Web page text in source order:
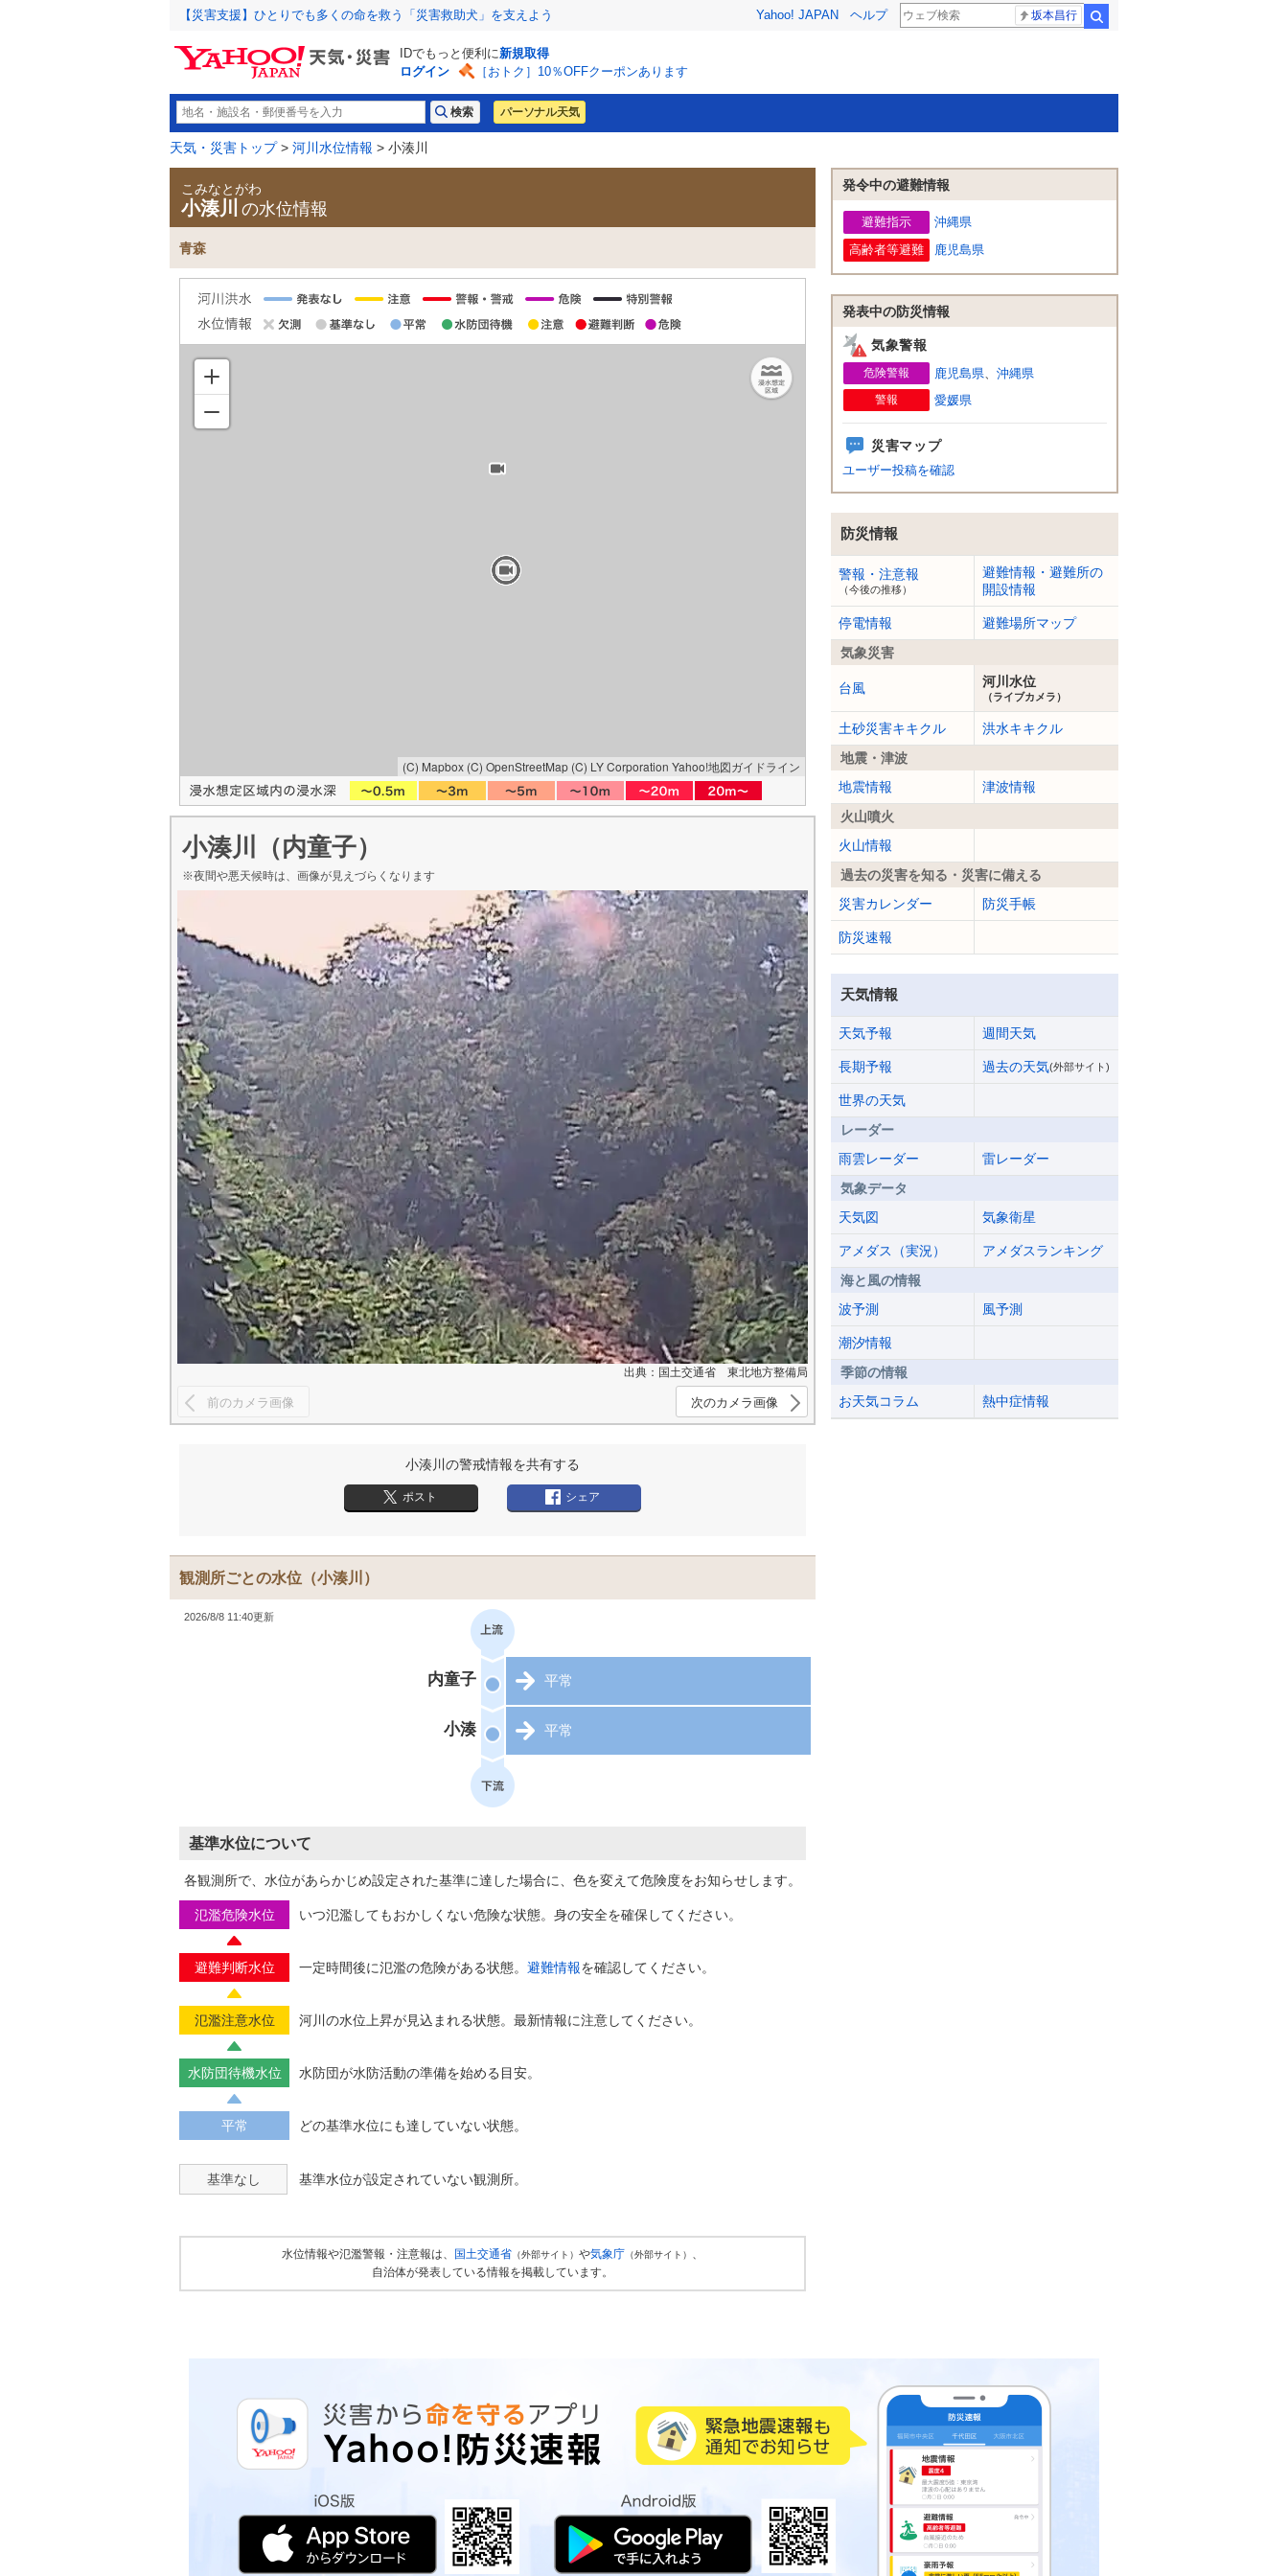
【災害支援】ひとりでも多くの命を救う「災害救助犬」を支えよう Yahoo! JAPAN ヘルプ 坂本昌行
IDでもっと便利に新規取得
ログイン
［おトク］10％OFFクーポンあります
パーソナル天気
天気・災害トップ> 河川水位情報 > 小湊川
こみなとがわ
小湊川 の水位情報
青森
(C) Mapbox (C) OpenStreetMap (C) LY Corporation Yahoo!地図ガイドライン
小湊川（内童子）
※夜間や悪天候時は、 画像が見えづらくなります
出典：国土交通省 東北地方整備局
前のカメラ画像 次のカメラ画像
小湊川の警戒情報を共有する
ポスト シェア
観測所ごとの水位 （小湊川）
2026/8/8 11:40更新
内童子 平常
小湊 平常
基準水位について
各観測所で、水位があらかじめ設定された基準に達した場合に、色を変えて危険度をお知らせします。
氾濫危険水位 いつ氾濫してもおかしくない危険な状態。身の安全を確保してください。
避難判断水位 一定時間後に氾濫の危険がある状態。 避難情報を確認してください。
氾濫注意水位 河川の水位上昇が見込まれる状態。最新情報に注意してください。
水防団待機水位 水防団が水防活動の準備を始める目安。
平常 どの基準水位にも達していない状態。
基準なし 基準水位が設定されていない観測所。
水位情報や氾濫警報・注意報は、 国土交通省 （外部サイト） や気象庁 （外部サイト）
自治体が発表している情報を掲載しています。
発令中の避難情報
避難指示
沖縄県
高齢者等避難
鹿児島県
発表中の防災情報
気象警報
危険警報 鹿児島県、 沖縄県
警報 愛媛県
災害マップ
ユーザー投稿を確認
防災情報
警報・注意報
（今後の推移）
避難情報・避難所の
開設情報
停電情報
避難場所マップ
気象災害
台風 河川水位
（ライブカメラ）
土砂災害キキクル
洪水キキクル
地震・津波
地震情報
津波情報
火山噴火
火山情報
過去の災害を知る・災害に備える
災害カレンダー
防災手帳
防災速報
天気情報
天気予報 週間天気
長期予報 過去の天気(外部サイト)
世界の天気
レーダー
雨雲レーダー
雷レーダー
気象データ
天気図
気象衛星
アメダス（実況）
アメダスランキング
海と風の情報
波予測
風予測
潮汐情報
季節の情報
お天気コラム
熱中症情報